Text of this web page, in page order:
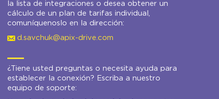
la lista de integraciones o desea obtener un
cálculo de un plan de tarifas individual,
comuníquenoslo en la dirección:
d.savchuk@apix-drive.com
¿Tiene usted preguntas o necesita ayuda para
establecer la conexión? Escriba a nuestro
equipo de soporte: